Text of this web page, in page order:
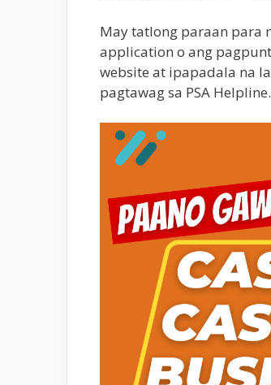
May tatlong paraan para
application o ang
website at ipapadala na
pagtawag sa PSA Helpline.